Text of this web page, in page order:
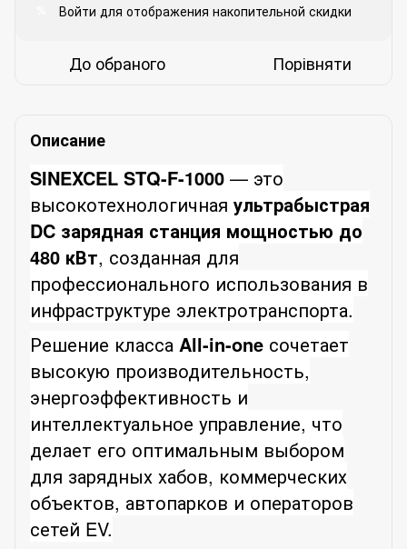
Войти для отображения накопительной скидки
До обраного Порівняти
Описание
SINEXCEL STQ-F-1000 — это
высокотехнологичная ультрабыстрая
DC зарядная станция мощностью до
480 кВт, созданная для
профессионального использования в
инфраструктуре электротранспорта.
Решение класса All-in-one сочетает
высокую производительность,
энергоэффективность и
интеллектуальное управление, что
делает его оптимальным выбором
для зарядных хабов, коммерческих
объектов, автопарков и операторов
сетей EV.